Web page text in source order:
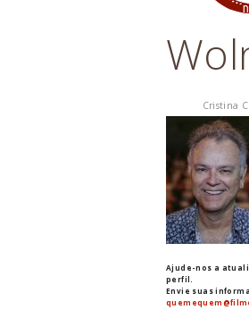
Cristina
Ajude-nos a
perfil.
Envie suas